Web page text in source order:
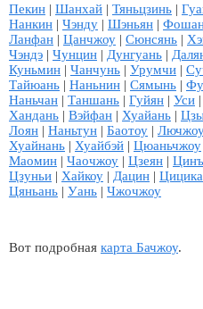
Пекин | Шанхай | Тяньцзинь |
Нанкин | Чэнду | Шэньян |
Ланфан | Цанчжоу | Сюнсянь |
Чэндэ | Чунцин | Дунгуань |
Куньмин | Чанчунь | Урумчи |
Тайюань | Наньнин | Сямынь |
Наньчан | Таншань | Гуйян | Уси |
Хандань | Вэйфан | Хуайань |
Лоян | Наньтун | Баотоу |
Хуайнань | Хуайбэй | Цюаньчжоу
Маомин | Чаочжоу | Цзеян |
Цзуньи | Хайкоу | Дацин |
Цяньань | Уань | Чжочжоу
Вот подробная карта Бачжоу.